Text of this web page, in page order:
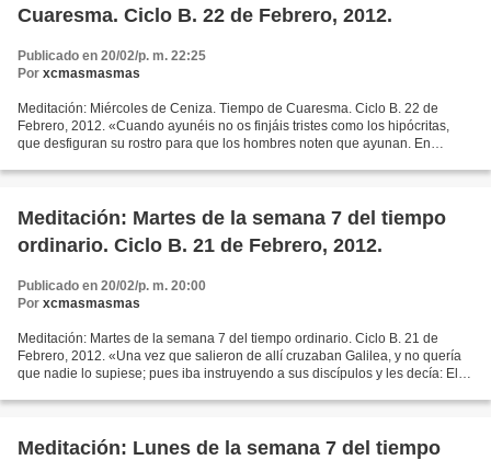
Cuaresma. Ciclo B. 22 de Febrero, 2012.
Publicado en 20/02/p. m. 22:25
Por xcmasmasmas
Meditación: Miércoles de Ceniza. Tiempo de Cuaresma. Ciclo B. 22 de
Febrero, 2012. «Cuando ayunéis no os finjáis tristes como los hipócritas,
que desfiguran su rostro para que los hombres noten que ayunan. En
Meditación: Martes de la semana 7 del tiempo
ordinario. Ciclo B. 21 de Febrero, 2012.
Publicado en 20/02/p. m. 20:00
Por xcmasmasmas
Meditación: Martes de la semana 7 del tiempo ordinario. Ciclo B. 21 de
Febrero, 2012. «Una vez que salieron de allí cruzaban Galilea, y no quería
que nadie lo supiese; pues iba instruyendo a sus discípulos y les decía: El
Meditación: Lunes de la semana 7 del tiempo